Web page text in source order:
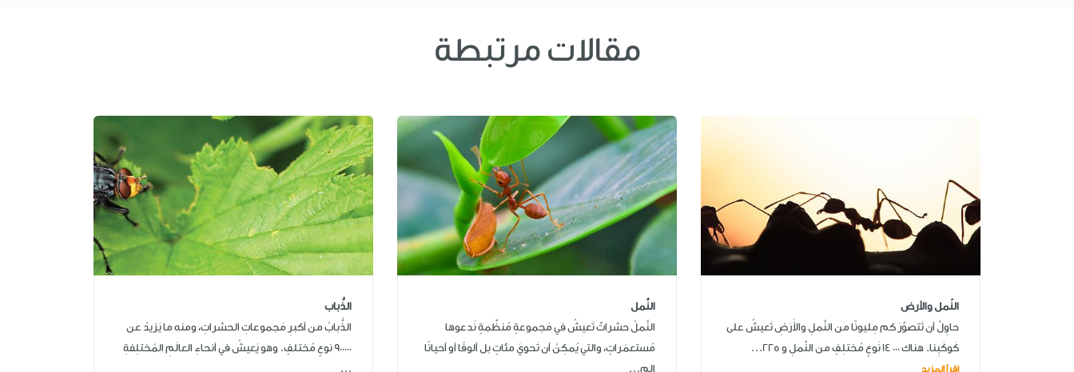
مقالات مرتبطة
النّمل والأرض
حاوِلْ أن تَتصوَّرَ كم مِليونًا من النَّملِ والأَرَضِ تَعيشُ على
كَوكَبِنا. هناك ٠٠٠ ١٤ نَوعٍ مُختلِفٍ من النَّملِ و 225...
اقرأ المزيد
النَّمل
النَّملُ حشراتٌ تَعيشُ في مَجموعةٍ مُنظَّمةٍ نَدعوها
مُستعمَراتٍ، والتي يُمكِنُ أن تَحويَ مئاتٍ بل ألوفًا أو أحيانًا
الم...
الذُّباب
الذُّبابُ من أكبرِ مَجموعاتِ الحشراتِ، ومنه ما يَزيدُ عن
900000 نوعٍ مُختلفٍ. وهو يَعيشُ في أنحاءِ العالَمِ المُختلِفةِ
...